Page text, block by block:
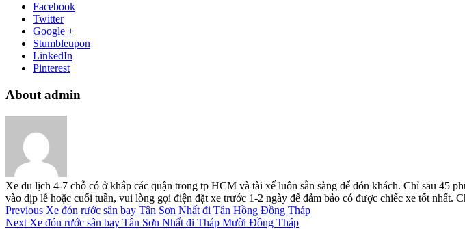
Facebook
Twitter
Google +
Stumbleupon
LinkedIn
Pinterest
About admin
Xe du lịch 4-7 chỗ có ở khắp các quận trong tp HCM và tài xế luôn sẵn sàng để đón khách. Chỉ sau 45
vào dịp lễ hoặc cuối tuần, vui lòng gọi điện đặt xe trước 1-2 ngày để đảm bảo có được chiếc xe tốt nhất.
Previous Xe đón rước sân bay Tân Sơn Nhất đi Tân Hồng Đồng Tháp
Next Xe đón rước sân bay Tân Sơn Nhất đi Tháp Mười Đồng Tháp